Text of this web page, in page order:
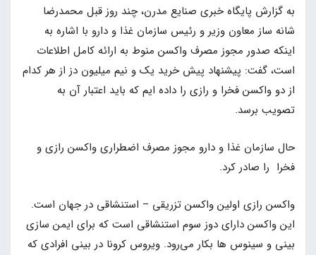
به گزارش پایگاه خبری صنایع مدرن، چند روز قبل محمدرضا
شانه ساز معاون وزیر و رئیس سازمان غذا و دارو با اشاره به
اینکه صدور مجوز مصرف واکسن منوط به ارائه کامل اطلاعات
است، گفت: پیشنهاد پیش خرید یک و نیم میلیون دز از هر کدام
از دو واکسن فخرا و رازی را داده ایم که باید اعتبار آن به
تصویب برسد.
حال سازمان غذا و دارو مجوز مصرف اضطراری واکسن رازی و
فخرا را صادر کرد.
واکسن رازی اولین واکسن تزریقی – استنشاقی در جهان است.
این واکسن دارای دوز سوم استنشاقی است که برای ایمن سازی
بینی و سینوس ها بکار می‌رود. ویروس کرونا در بینی افرادی که